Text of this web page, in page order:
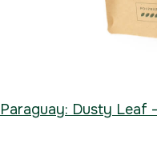
Paraguay: Dusty Leaf